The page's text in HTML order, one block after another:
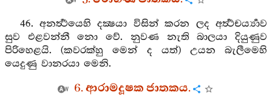
46. අනර්‍ත්‍ථයෙහි දක්‍ෂයා විසින් කරන ලද අර්‍ත්‍ථචර්‍ය්‍යාව
සුව එළවන්නී නො වේ. නුවණ නැති බාලයා දියුණුව
පිරිහෙළයි. (කවරක්හු මෙන් ද යත්) උයන බැලීමෙහි
යෙදුණු වානරයා මෙනි.
6. ආරාමදූෂක ජාතකය.